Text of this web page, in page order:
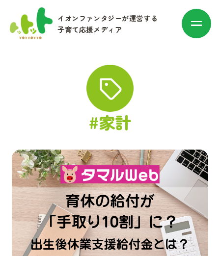
イオンファンタジーが運営する
子育て応援メディア
カテゴリ別に探す
マネー
お出かけ・トレンド
その他
#家計